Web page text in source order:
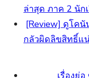
ล่าสุด ภาค 2 นัก
[Review] ดูโค
กลัวผิดลิขสิทธิ์แ
เรื่องย่